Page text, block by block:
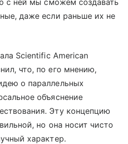
даже если раньше их не
Scientific American
что, по его мнению,
о параллельных
объяснение
Эту концепцию
но она носит чисто
характер.